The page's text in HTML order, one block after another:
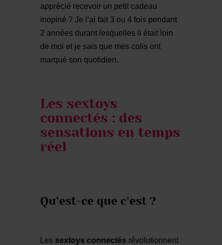
apprécié recevoir un petit cadeau
inopiné ? Je l’ai fait 3 ou 4 fois pendant
2 années durant lesquelles il était loin
de moi et je sais que mes colis ont
marqué son quotidien.
Les sextoys
connectés : des
sensations en temps
réel
Qu’est-ce que c’est ?
Les sextoys connectés révolutionnent